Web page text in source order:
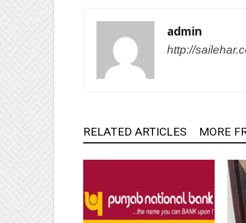
admin
http://
RELATED ARTICLES MORE